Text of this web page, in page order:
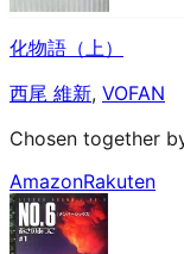
化物語（上）
西尾 維新, VOFAN
Chosen together
AmazonRakuten